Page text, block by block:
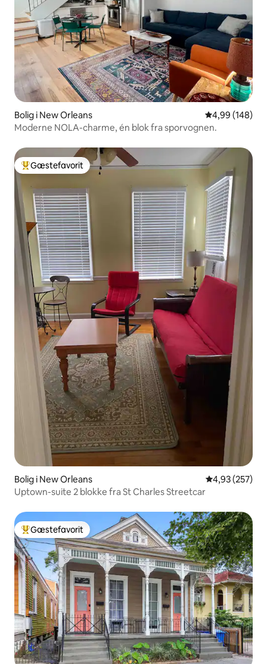
Bolig i New Orleans 4,99 ud af 5 i
4,99 (148)
Moderne NOLA-charme, én blok fra sporvognen.
Bedste gæstefavorit
Gæstefavorit
Bolig i New Orleans 4,93 ud af 5 i
4,93 (257)
Uptown-suite 2 blokke fra St Charles Streetcar
Bedste gæstefavorit
Gæstefavorit